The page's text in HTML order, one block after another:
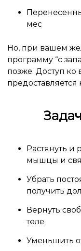
мес
Но, при вашем
программу “с
позже. Доступ ко
предоставляется
Растянуть и
мышцы и
Убрать
получить
Вернуть
теле
Уменьшить